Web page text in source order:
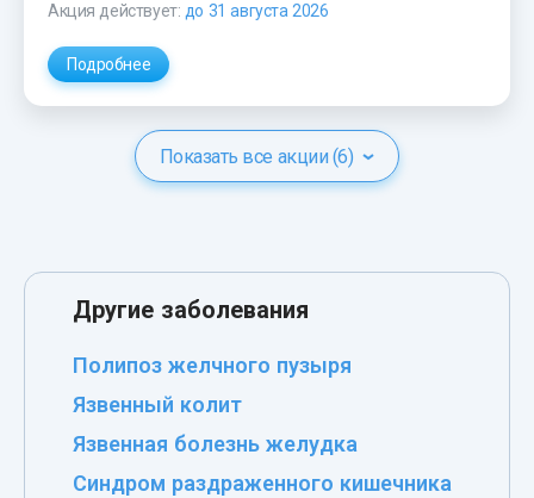
Акция действует: до 31 августа 2026
Подробнее
Показать все акции (6)
Другие заболевания
Полипоз желчного пузыря
Язвенный колит
Язвенная болезнь желудка
Синдром раздраженного кишечника